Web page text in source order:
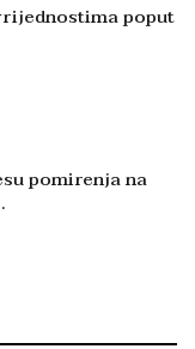
poput
pomirenja na